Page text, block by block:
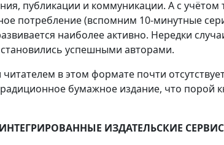
публикации и коммуникации. А с
потребление (вспомним 10-минутные
наиболее активно. Нередки
успешными авторами.
в этом формате почти
бумажное издание, что порой
ИЗДАТЕЛЬСКИЕ